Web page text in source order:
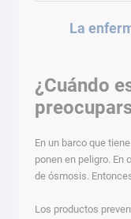
La
¿Cuándo
En un barco que
ponen en peligro. En
de ósmosis.
Los productos